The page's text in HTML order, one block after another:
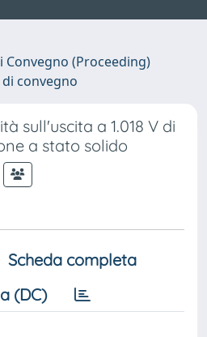
(Proceeding)
convegno
sull'uscita a 1.018 V di
a stato solido
Scheda completa
(DC)